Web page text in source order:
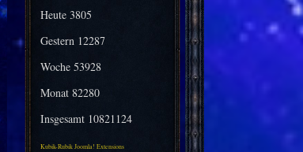
Heute3805
Gestern 12287
Woche53928
Monat82280
Insgesamt 10821124
Kubik-Rubik Joomla! Extensions